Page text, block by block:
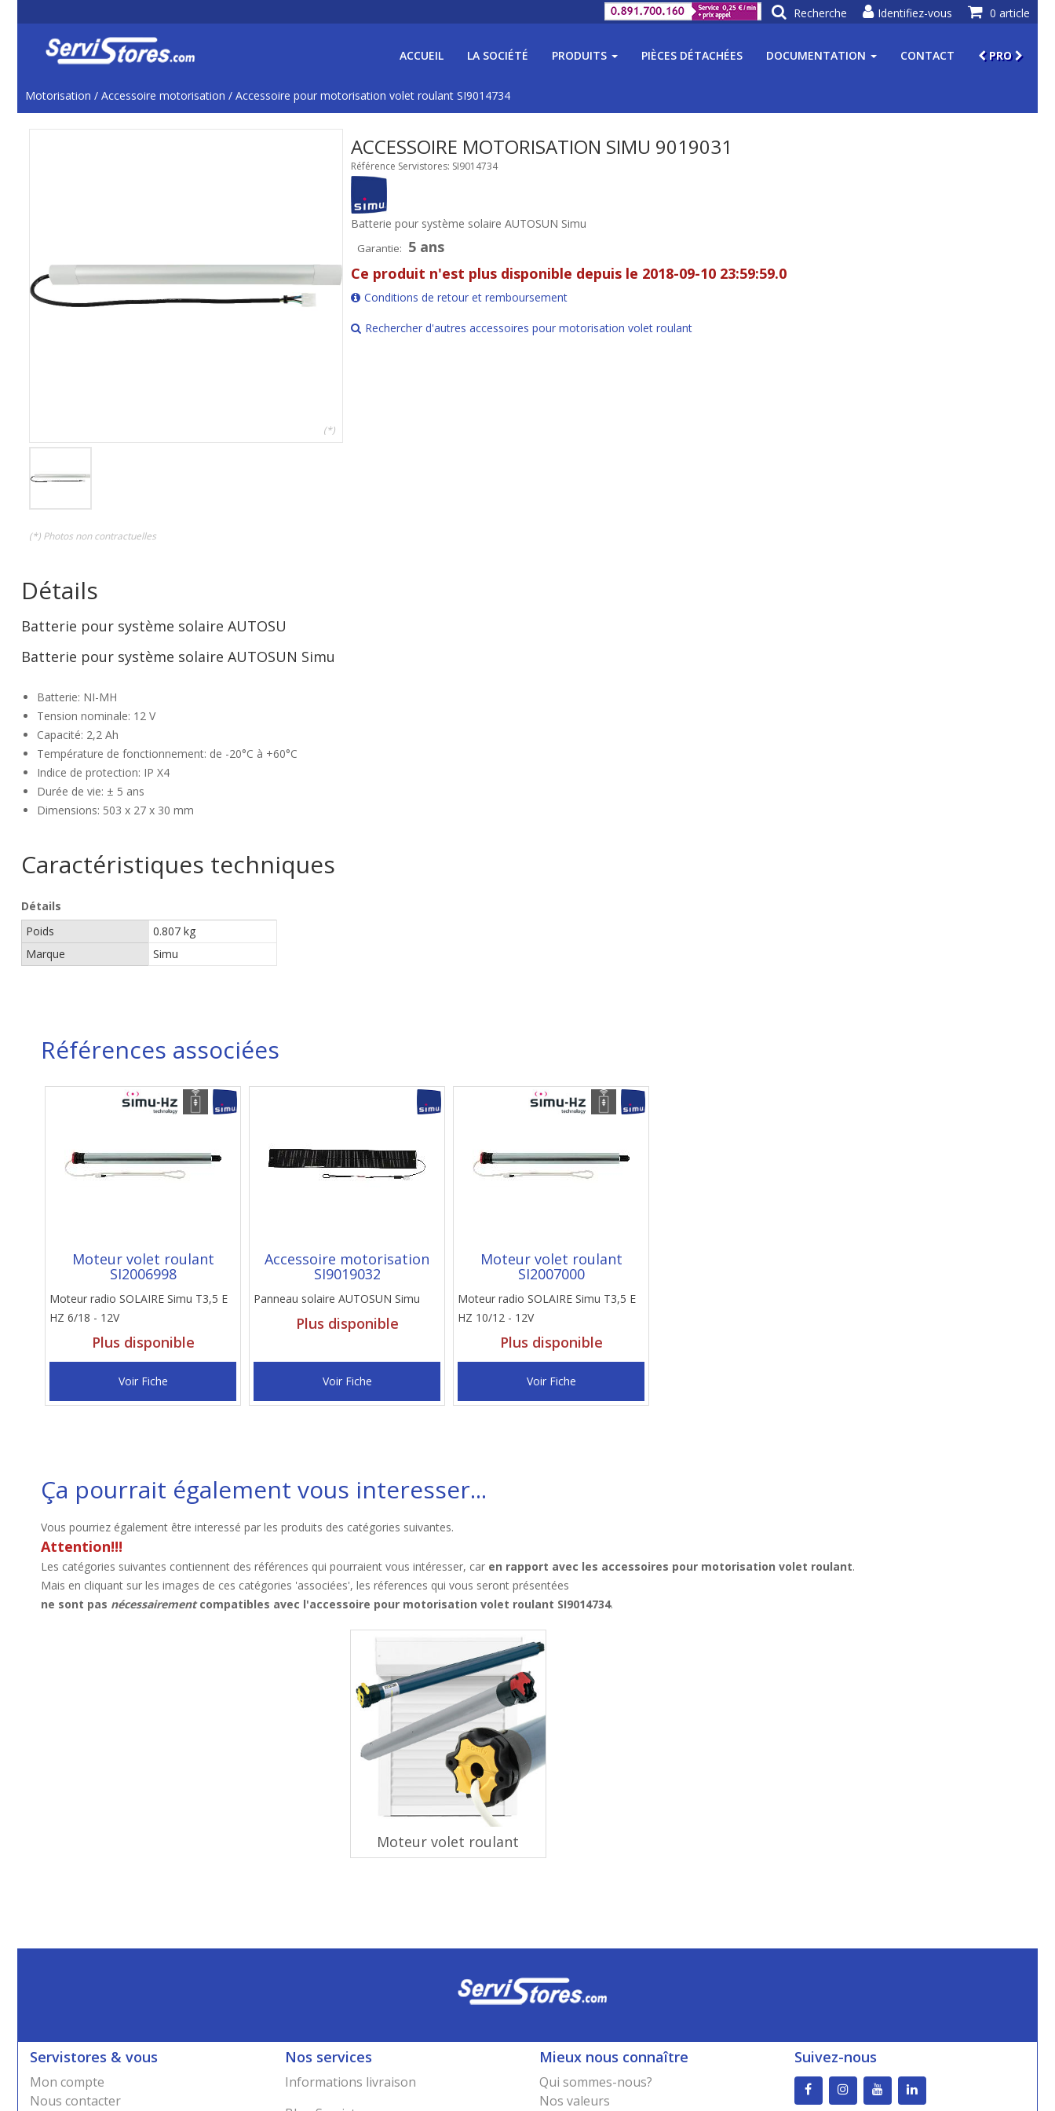
ACCUEIL LA SOCIÉTÉ PRODUITS PIÈCES DÉTACHÉES DOCUMENTATION CONTACT PRO
Motorisation / Accessoire motorisation / Accessoire pour motorisation volet roulant SI9014734
(*)
(*) Photos non contractuelles
ACCESSOIRE MOTORISATION SIMU 9019031
Référence Servistores: SI9014734
Batterie pour système solaire AUTOSUN Simu
Garantie: 5 ans
Ce produit n'est plus disponible depuis le 2018-09-10 23:59:59.0
Conditions de retour et remboursement
Rechercher d'autres accessoires pour motorisation volet roulant
Détails
Batterie pour système solaire AUTOSU
Batterie pour système solaire AUTOSUN Simu
Batterie: NI-MH
Tension nominale: 12 V
Capacité: 2,2 Ah
Température de fonctionnement: de -20°C à +60°C
Indice de protection: IP X4
Durée de vie: ± 5 ans
Dimensions: 503 x 27 x 30 mm
Caractéristiques techniques
Détails
Poids
0.807 kg
Marque
Simu
Références associées
Moteur volet roulant
SI2006998
Moteur radio SOLAIRE Simu T3,5 E
HZ 6/18 - 12V
Plus disponible
Voir Fiche
Accessoire motorisation
SI9019032
Panneau solaire AUTOSUN Simu
Plus disponible
Voir Fiche
Moteur volet roulant
SI2007000
Moteur radio SOLAIRE Simu T3,5 E
HZ 10/12 - 12V
Plus disponible
Voir Fiche
Ça pourrait également vous interesser...
Vous pourriez également être interessé par les produits des catégories suivantes.
Attention!!!
Les catégories suivantes contiennent des références qui pourraient vous intéresser, car en rapport avec les accessoires pour motorisation volet roulant.
Mais en cliquant sur les images de ces catégories 'associées', les réferences qui vous seront présentées
ne sont pas nécessairementcompatibles avec l'accessoire pour motorisation volet roulant SI9014734.
Moteur volet roulant
Servistores & vous
Mon compte
Nous contacter
Nos services
Informations livraison
Mieux nous connaître
Qui sommes-nous?
Nos valeurs
Suivez-nous
0 article
Identifiez-vous
Recherche